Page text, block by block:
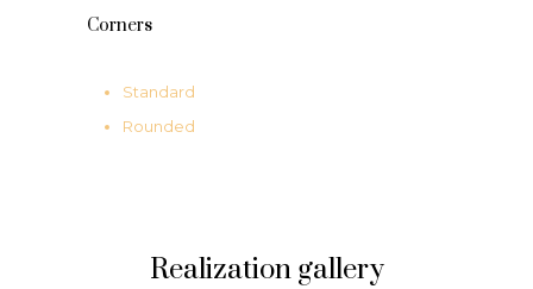
Corners
Standard
Rounded
Realization gallery